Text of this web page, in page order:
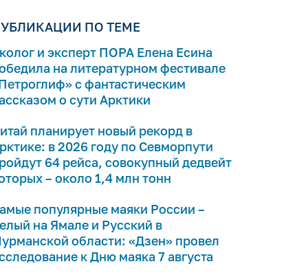
ПО ТЕМЕ
и эксперт ПОРА Елена Есина
на литературном фестивале
с фантастическим
о сути Арктики
планирует новый рекорд в
в 2026 году по Севморпути
64 рейса, совокупный дедвейт
– около 1,4 млн тонн
популярные маяки России –
на Ямале и Русский в
области: «Дзен» провел
к Дню маяка 7 августа